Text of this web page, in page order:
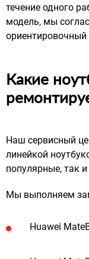
течение одного
модель, мы
ориентировочный
Какие
Наш сервисный
линейкой
популярные, так
Мы выполняем
Huawei